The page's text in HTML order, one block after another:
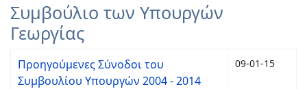
Συμβούλιο των Υπουργών
Γεωργίας
Προηγούμενες Σύνοδοι του
Συμβουλίου Υπουργών 2004 - 2014
09-01-15